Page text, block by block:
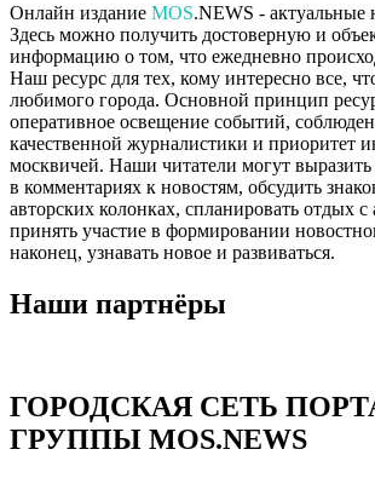
Онлайн издание MOS.NEWS -
Здесь можно получить достоверную и
информацию о том, что ежедневно
Наш ресурс для тех, кому интересно все,
любимого города. Основной принцип
оперативное освещение событий,
качественной журналистики и приоритет
москвичей. Наши читатели могут
в комментариях к новостям, обсудить
авторских колонках, спланировать отдых
принять участие в формировании
наконец, узнавать новое и развиваться.
Наши партнёры
ГОРОДСКАЯ СЕТЬ
ГРУППЫ MOS.NEWS